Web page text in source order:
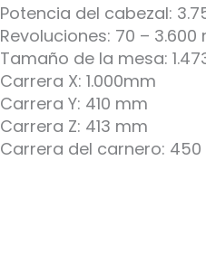
Potencia del cabezal:
Revoluciones: 70 – 3.600
Tamaño de la mesa:
Carrera X: 1.000mm
Carrera Y: 410 mm
Carrera Z: 413 mm
Carrera del carnero: